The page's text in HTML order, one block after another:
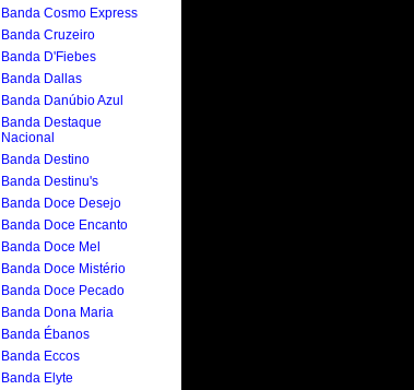
Banda Cosmo Express
Banda Cruzeiro
Banda D'Fiebes
Banda Dallas
Banda Danúbio Azul
Banda Destaque
Nacional
Banda Destino
Banda Destinu's
Banda Doce Desejo
Banda Doce Encanto
Banda Doce Mel
Banda Doce Mistério
Banda Doce Pecado
Banda Dona Maria
Banda Ébanos
Banda Eccos
Banda Elyte